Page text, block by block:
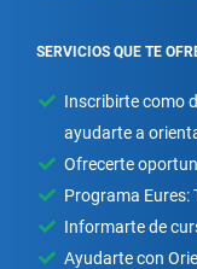
SERVICIOS QUE TE
Inscribirte como
ayudarte a
Ofrecerte
Programa Eures:
Informarte de
Ayudarte con